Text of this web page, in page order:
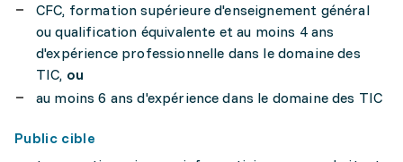
CFC, formation supérieure d'enseignement général
ou qualification équivalente et au moins 4 ans
d'expérience professionnelle dans le domaine des
TIC, ou
au moins 6 ans d'expérience dans le domaine des TIC
Public cible